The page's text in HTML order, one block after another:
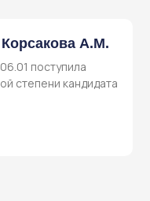
А.М.
поступила
степени кандидата